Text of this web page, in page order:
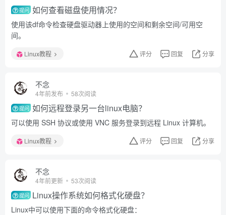
提问 如何查看磁盘使用情况？
使用该df命令检查硬盘驱动器上使用的空间和剩余空间/可用空
间。
Linux教程 评分 回复 分享
不念
4年前发布 58次阅读
提问 如何远程登录另一台linux电脑？
可以使用 SSH 协议或使用 VNC 服务登录到远程 Linux 计算机。
Linux教程 评分 回复 分享
不念
4年前更新 53次阅读
提问 Linux操作系统如何格式化硬盘？
Linux中可以使用下面的命令格式化硬盘：